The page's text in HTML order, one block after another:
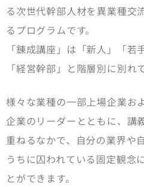
る次世代幹部人材を異業種交
るプログラムです。
「錬成講座」は「新人」「若
「経営幹部」と階層別に別れ
様々な業種の一部上場企業お
企業のリーダーとともに、講
重ねるなかで、自分の業界や
うちに囚われている固定観念
とができます。